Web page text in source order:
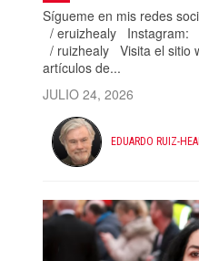
Sígueme en mis redes
/ eruizhealy Instagram:
/ ruizhealy Visita el sitio
artículos de...
JULIO 24, 2026
EDUARDO RUIZ-